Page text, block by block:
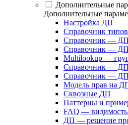
Дополнительные
Дополнительные
Настройка ДП
Справочник
Справочник —
Справочник —
Multilookup —
Справочник — ДП
Справочник — ДП
Модель прав на
Сквозные ДП
Паттерны и
FAQ — видимость
ДП — решение